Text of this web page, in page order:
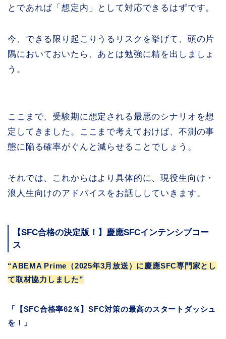
とであれば「想定内」として対応できるはずです。
今、できる限り起こりうるリスクを挙げて、頭の片
隅においておいたら、あとは勉強に精を出しましょ
う。
ここまで、受験期に想定される最悪のシナリオを想
定してきました。ここまで考えておけば、不測の事
態に陥る確率がぐんと減らせることでしょう。
それでは、これからはより具体的に、現役生向け・
浪人生向けのアドバイスをお話ししていきます。
【SFC合格の決定版！】慶應SFCインテンシブコー
ス
“ABEMA Prime（2025年3月放送）に慶應SFC専門家とし
て取材協力しました”
「【SFC合格率62％】SFC対策の最高のスタートダッシュ
を！」